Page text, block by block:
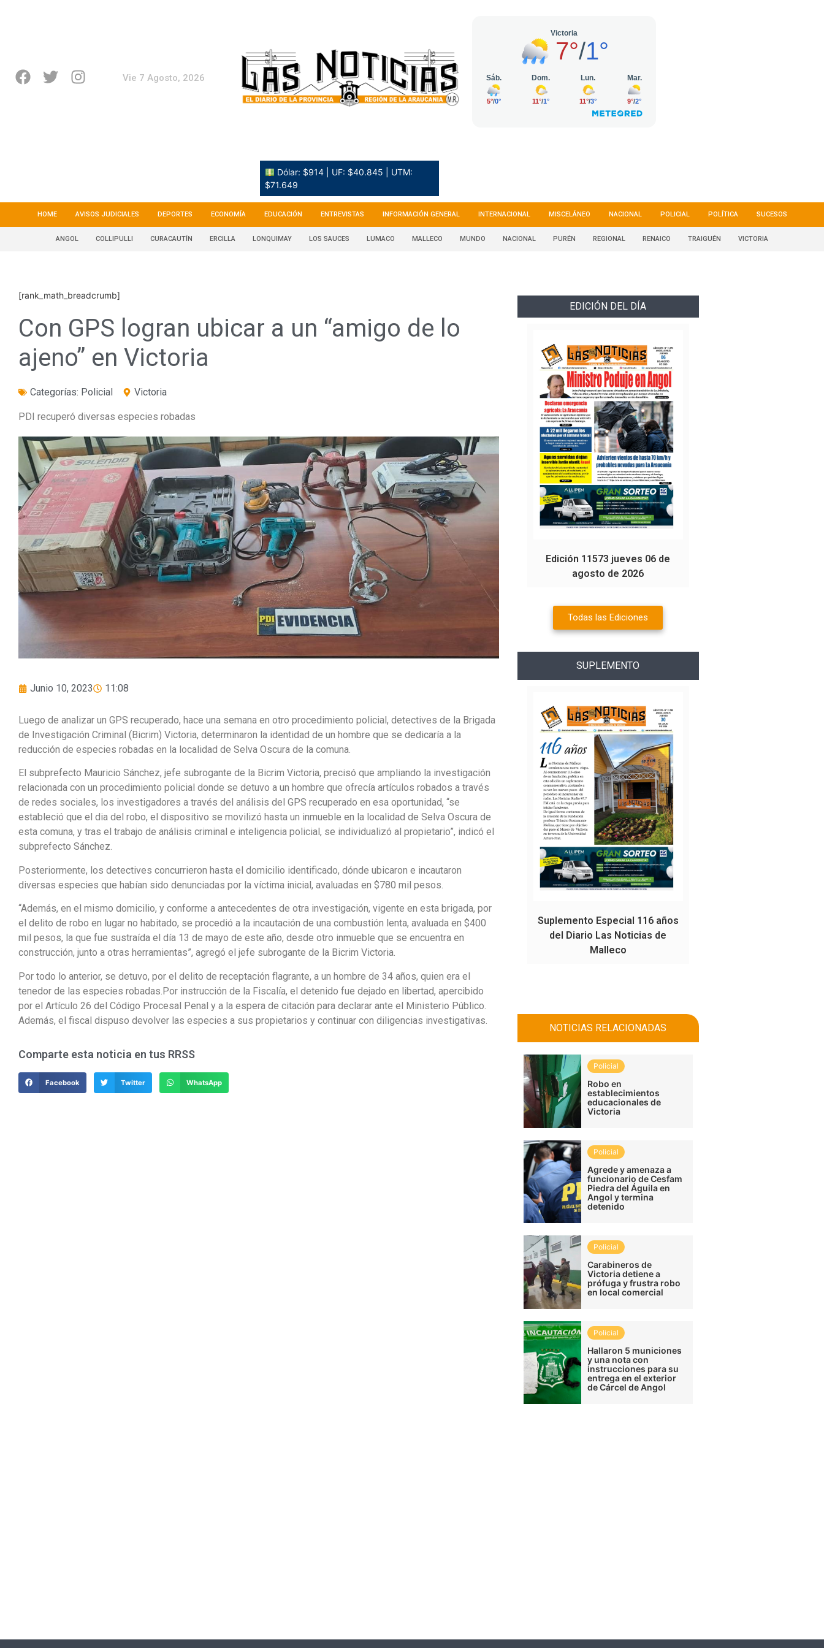
Vie 7 Agosto, 2026
Dólar: $914 | UF: $40.845 | UTM:
$71.649
HOME AVISOS JUDICIALES DEPORTES ECONOMÍA EDUCACIÓN ENTREVISTAS INFORMACIÓN GENERAL INTERNACIONAL MISCELÁNEO NACIONAL POLICIAL POLÍTICA SUCESOS
ANGOL COLLIPULLI CURACAUTÍN ERCILLA LONQUIMAY LOS SAUCES LUMACO MALLECO MUNDO NACIONAL PURÉN REGIONAL RENAICO TRAIGUÉN VICTORIA
[rank_math_breadcrumb]
Con GPS logran ubicar a un “amigo de lo
ajeno” en Victoria
Categorías: Policial Victoria
PDI recuperó diversas especies robadas
Junio 10, 2023 11:08
Luego de analizar un GPS recuperado, hace una semana en otro procedimiento policial, detectives de la Brigada
de Investigación Criminal (Bicrim) Victoria, determinaron la identidad de un hombre que se dedicaría a la
reducción de especies robadas en la localidad de Selva Oscura de la comuna.
El subprefecto Mauricio Sánchez, jefe subrogante de la Bicrim Victoria, precisó que ampliando la investigación
relacionada con un procedimiento policial donde se detuvo a un hombre que ofrecía artículos robados a través
de redes sociales, los investigadores a través del análisis del GPS recuperado en esa oportunidad, “se
estableció que el dia del robo, el dispositivo se movilizó hasta un inmueble en la localidad de Selva Oscura de
esta comuna, y tras el trabajo de análisis criminal e inteligencia policial, se individualizó al propietario”, indicó el
subprefecto Sánchez.
Posteriormente, los detectives concurrieron hasta el domicilio identificado, dónde ubicaron e incautaron
diversas especies que habían sido denunciadas por la víctima inicial, avaluadas en $780 mil pesos.
“Además, en el mismo domicilio, y conforme a antecedentes de otra investigación, vigente en esta brigada, por
el delito de robo en lugar no habitado, se procedió a la incautación de una combustión lenta, avaluada en $400
mil pesos, la que fue sustraída el día 13 de mayo de este año, desde otro inmueble que se encuentra en
construcción, junto a otras herramientas”, agregó el jefe subrogante de la Bicrim Victoria.
Por todo lo anterior, se detuvo, por el delito de receptación flagrante, a un hombre de 34 años, quien era el
tenedor de las especies robadas.Por instrucción de la Fiscalía, el detenido fue dejado en libertad, apercibido
por el Artículo 26 del Código Procesal Penal y a la espera de citación para declarar ante el Ministerio Público.
Además, el fiscal dispuso devolver las especies a sus propietarios y continuar con diligencias investigativas.
Comparte esta noticia en tus RRSS
Facebook Twitter WhatsApp
EDICIÓN DEL DÍA
Edición 11573 jueves 06 de
agosto de 2026
Todas las Ediciones
SUPLEMENTO
Suplemento Especial 116 años
del Diario Las Noticias de
Malleco
NOTICIAS RELACIONADAS
Policial
Robo en
establecimientos
educacionales de
Victoria
Policial
Agrede y amenaza a
funcionario de Cesfam
Piedra del Águila en
Angol y termina
detenido
Policial
Carabineros de
Victoria detiene a
prófuga y frustra robo
en local comercial
Policial
Hallaron 5 municiones
y una nota con
instrucciones para su
entrega en el exterior
de Cárcel de Angol